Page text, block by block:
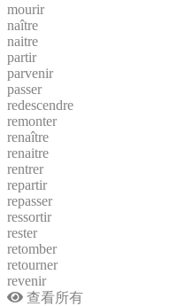
mourir
naître
naitre
partir
parvenir
passer
redescendre
remonter
renaître
renaitre
rentrer
repartir
repasser
ressortir
rester
retomber
retourner
revenir
查看所有